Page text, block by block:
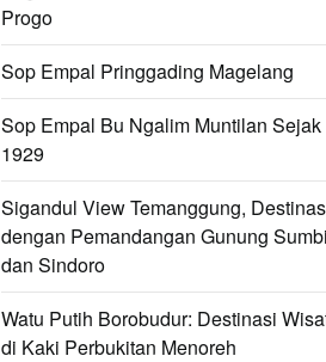
Progo
Sop Empal Pringgading Magelang
Sop Empal Bu Ngalim Muntilan Sejak
1929
Sigandul View Temanggung,
dengan Pemandangan Gunung
dan Sindoro
Watu Putih Borobudur: Destinasi
di Kaki Perbukitan Menoreh